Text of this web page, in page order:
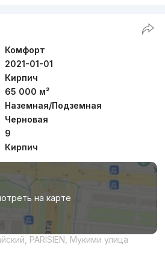
/м²
City Mall»
Комфорт
2021-01-01
Кирпич
65 000 м²
Наземная/Подземная
Черновая
9
Кирпич
на карте
PARISIEN, Мукими улица